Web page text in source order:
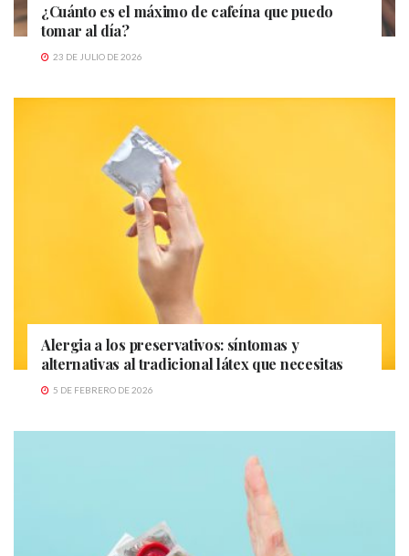
¿Cuánto es el máximo de cafeína que puedo
tomar al día?
23 DE JULIO DE 2026
Alergia a los preservativos: síntomas y
alternativas al tradicional látex que necesitas
5 DE FEBRERO DE 2026